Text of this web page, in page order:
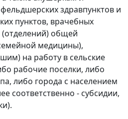
здравпунктов и
пунктов, врачебных
общей
медицины),
на работу в сельские
рабочие поселки, либо
либо города с населением
соответственно - субсидии,